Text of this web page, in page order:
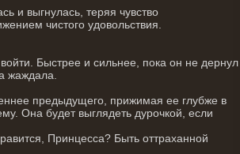
и выгнулась, теряя чувство
чистого удовольствия.
Быстрее и сильнее, пока он не дернул
жаждала.
предыдущего, прижимая ее глубже в
Она будет выглядеть дурочкой, если
Принцесса? Быть оттраханной